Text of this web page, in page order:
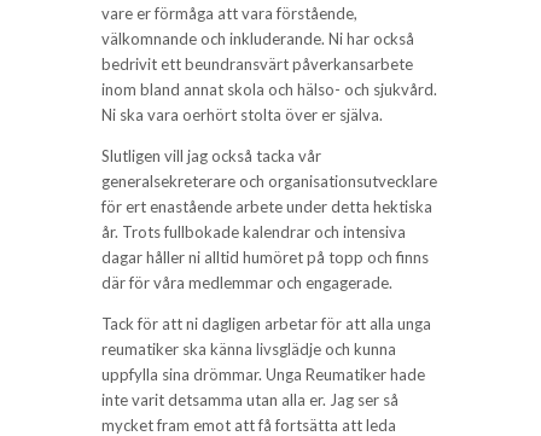
vare er förmåga att vara förstående,
välkomnande och inkluderande. Ni har också
bedrivit ett beundransvärt påverkansarbete
inom bland annat skola och hälso- och sjukvård.
Ni ska vara oerhört stolta över er själva.
Slutligen vill jag också tacka vår
generalsekreterare och organisationsutvecklare
för ert enastående arbete under detta hektiska
år. Trots fullbokade kalendrar och intensiva
dagar håller ni alltid humöret på topp och finns
där för våra medlemmar och engagerade.
Tack för att ni dagligen arbetar för att alla unga
reumatiker ska känna livsglädje och kunna
uppfylla sina drömmar. Unga Reumatiker hade
inte varit detsamma utan alla er. Jag ser så
mycket fram emot att få fortsätta att leda